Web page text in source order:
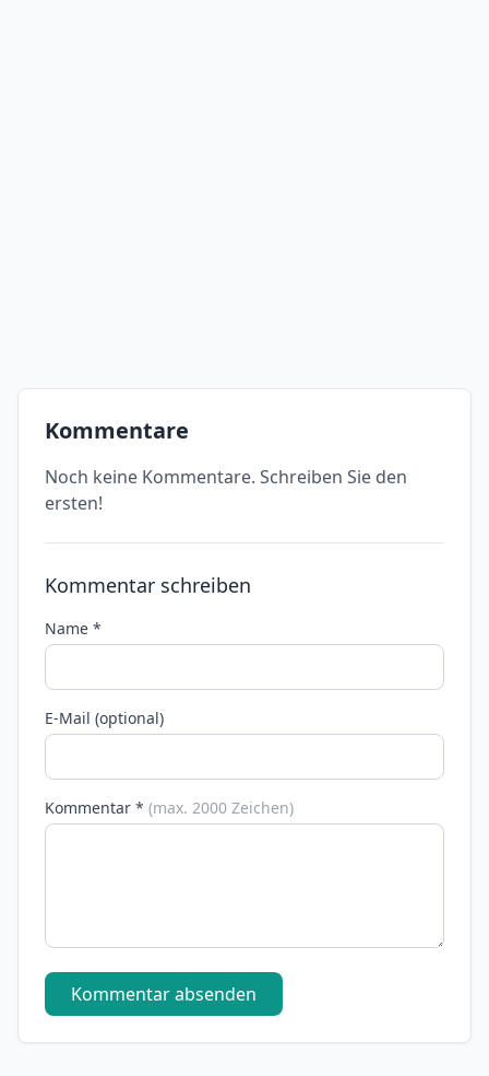
Kommentare
Noch keine Kommentare. Schreiben Sie den
ersten!
Kommentar schreiben
Name *
E-Mail (optional)
Kommentar * (max. 2000 Zeichen)
Kommentar absenden